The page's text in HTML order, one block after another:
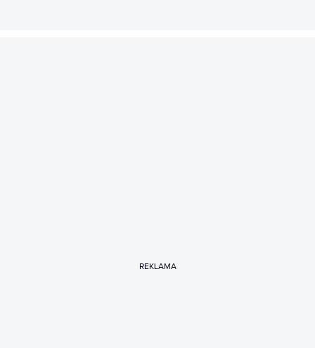
REKLAMA